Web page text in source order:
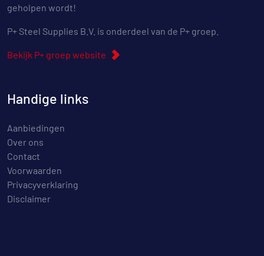
geholpen wordt!
P+ Steel Supplies B.V. is onderdeel van de P+ groep.
Bekijk P+ groep website
Handige links
Aanbiedingen
Over ons
Contact
Voorwaarden
Privacyverklaring
Disclaimer